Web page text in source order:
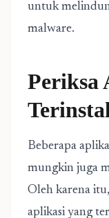
untuk
malware.
Periksa
Beberapa
mungkin juga
Oleh karena
aplikasi yang